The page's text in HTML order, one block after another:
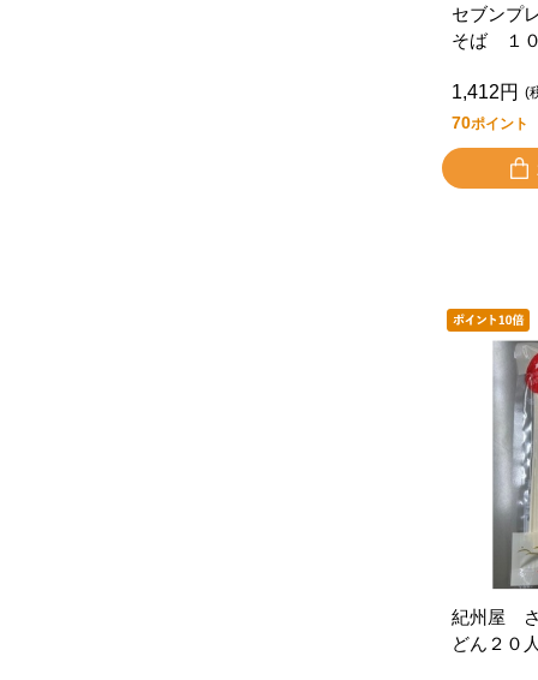
セブンプ
そば １
1,412円 (
70ポイント
紀州屋
どん２０